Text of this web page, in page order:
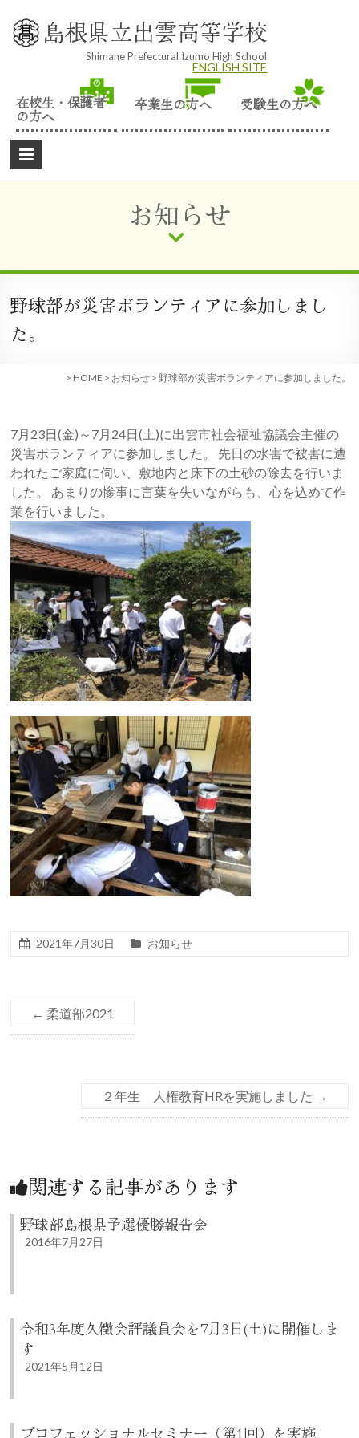
content 島根県立出雲高等学校
Shimane Prefectural Izumo High School
ENGLISH SITE
在校生・保護者
の方へ
卒業生の方へ 受験生の方へ
お知らせ
野球部が災害ボランティアに参加しまし
た。
> HOME > お知らせ > 野球部が災害ボランティアに参加しました。
7月23日(金)～7月24日(土)に出雲市社会福祉協議会主催の
災害ボランティアに参加しました。 先日の水害で被害に遭
われたご家庭に伺い、敷地内と床下の土砂の除去を行いま
した。 あまりの惨事に言葉を失いながらも、心を込めて作
業を行いました。
2021年7月30日 お知らせ
← 柔道部2021
２年生 人権教育HRを実施しました →
関連する記事があります
野球部島根県予選優勝報告会
2016年7月27日
令和3年度久徴会評議員会を7月3日(土)に開催しま
す
2021年5月12日
プロフェッショナルセミナー（第1回）を実施